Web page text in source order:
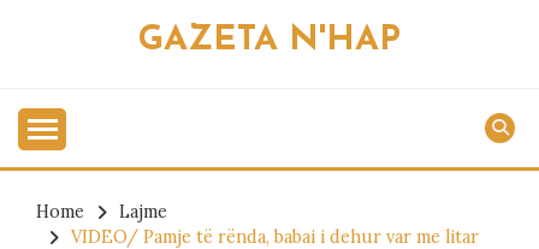
GAZETA N'HAP
Home
Lajme
VIDEO/ Pamje të rënda, babai i dehur var me litar